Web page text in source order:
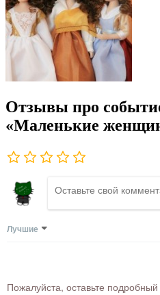
Отзывы про
«Маленькие
Лучшие
Пожалуйста, оставьте